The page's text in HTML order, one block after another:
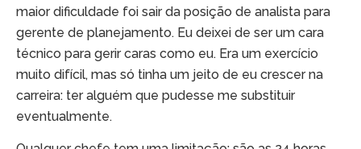
maior dificuldade foi sair da posição de analista para
gerente de planejamento. Eu deixei de ser um cara
técnico para gerir caras como eu. Era um exercício
muito difícil, mas só tinha um jeito de eu crescer na
carreira: ter alguém que pudesse me substituir
eventualmente.